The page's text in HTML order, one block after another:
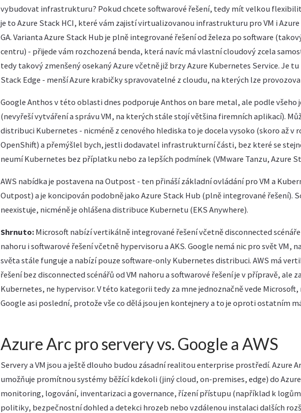
vybudovat infrastrukturu? Pokud chcete softwarové řešení, tedy mít velkou
je to Azure Stack HCI, které vám zajistí virtualizovanou infrastrukturu pro VM i
GA. Varianta Azure Stack Hub je plně integrované řešení od železa po software
centru) - přijede vám rozchozená benda, která navíc má vlastní cloudový zcela
tedy takový zmenšený osekaný Azure včetně již brzy Azure Kubernetes Service. Je
Stack Edge - menší Azure krabičky spravovatelné z cloudu, na kterých lze
Google Anthos v této oblasti dnes podporuje Anthos on bare metal, ale podle všeho
(nevyřeší vytváření a správu VM, na kterých stále stojí většina firemních aplikací).
distribuci Kubernetes - nicméně z cenového hlediska to je docela vysoko (skoro až v
OpenShift) a přemýšlel bych, jestli dodavatel infrastrukturní části, bez které se
neumí Kubernetes bez příplatku nebo za lepších podmínek (VMware Tanzu, Azure
AWS nabídka je postavena na Outpost - ten přináší základní ovládání pro VM a
Outpost) a je koncipován podobně jako Azure Stack Hub (plně integrované řešení).
neexistuje, nicméně je ohlášena distribuce Kubernetu (EKS Anywhere).
Shrnuto: Microsoft nabízí vertikálně integrované řešení včetně disconnected
nahoru i softwarové řešení včetně hypervisoru a AKS. Google nemá nic pro svět VM,
světa stále funguje a nabízí pouze software-only Kubernetes distribuci. AWS má
řešení bez disconnected scénářů od VM nahoru a softwarové řešení je v přípravě, ale
Kubernetes, ne hypervisor. V této kategorii tedy za mne jednoznačně vede Microsoft,
Google asi poslední, protože vše co dělá jsou jen kontejnery a to je oproti ostatním
Azure Arc pro servery vs. Google a AWS
Servery a VM jsou a ještě dlouho budou zásadní realitou enterprise prostředí. Azure
umožňuje promítnou systémy běžící kdekoli (jiný cloud, on-premises, edge) do
monitoring, logování, inventarizaci a governance, řízení přístupu (například k
politiky, bezpečnostní dohled a detekci hrozeb nebo vzdálenou instalaci dalších